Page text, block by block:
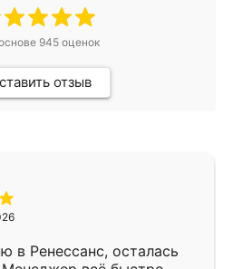
945оценок
отзыв
в Ренессанс, осталась